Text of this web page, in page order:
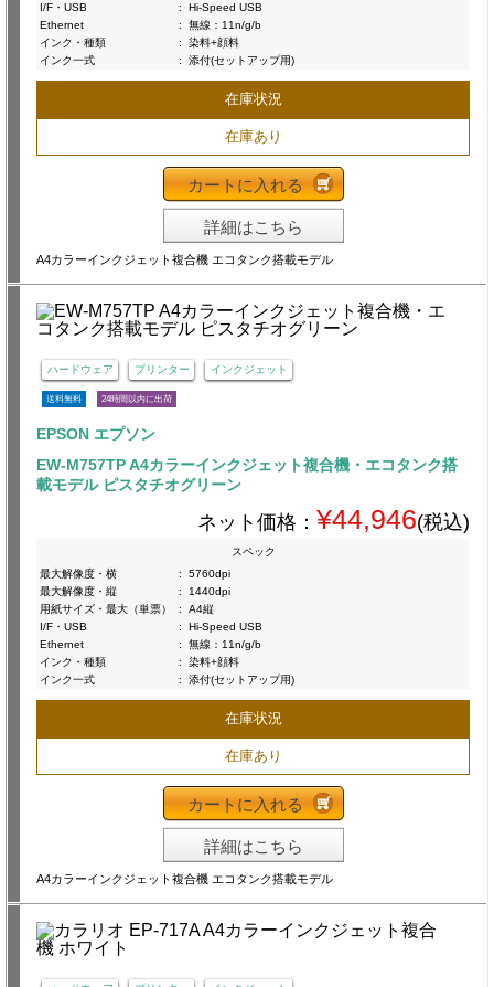
I/F・USB
:
Hi-Speed USB
Ethernet
:
無線：11n/g/b
インク・種類
:
染料+顔料
インク一式
: 添付(セットアップ用)
在庫状況
在庫あり
カートに入れる
詳細はこちら
A4カラーインクジェット複合機 エコタンク搭載モデル
ハードウェア プリンター インクジェット
送料無料 24時間以内に出荷
EPSON エプソン
EW-M757TP A4カラーインクジェット複合機・エコタンク搭
載モデル ピスタチオグリーン
ネット価格： ¥44,946(税込)
スペック
最大解像度・横
:
5760dpi
最大解像度・縦
:
1440dpi
用紙サイズ・最大（単票）
:
A4縦
I/F・USB
:
Hi-Speed USB
Ethernet
:
無線：11n/g/b
インク・種類
:
染料+顔料
インク一式
: 添付(セットアップ用)
在庫状況
在庫あり
カートに入れる
詳細はこちら
A4カラーインクジェット複合機 エコタンク搭載モデル